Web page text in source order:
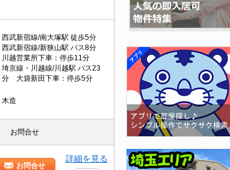
西武新宿線/南大塚駅 徒歩5分
西武新宿線/新狭山駅 バス8分
川越営業所下車：停歩11分
埼京線・川越線/川越駅 バス23
分 大袋新田下車：停歩5分
木造
お問合せ
お問合せ
詳細を見る